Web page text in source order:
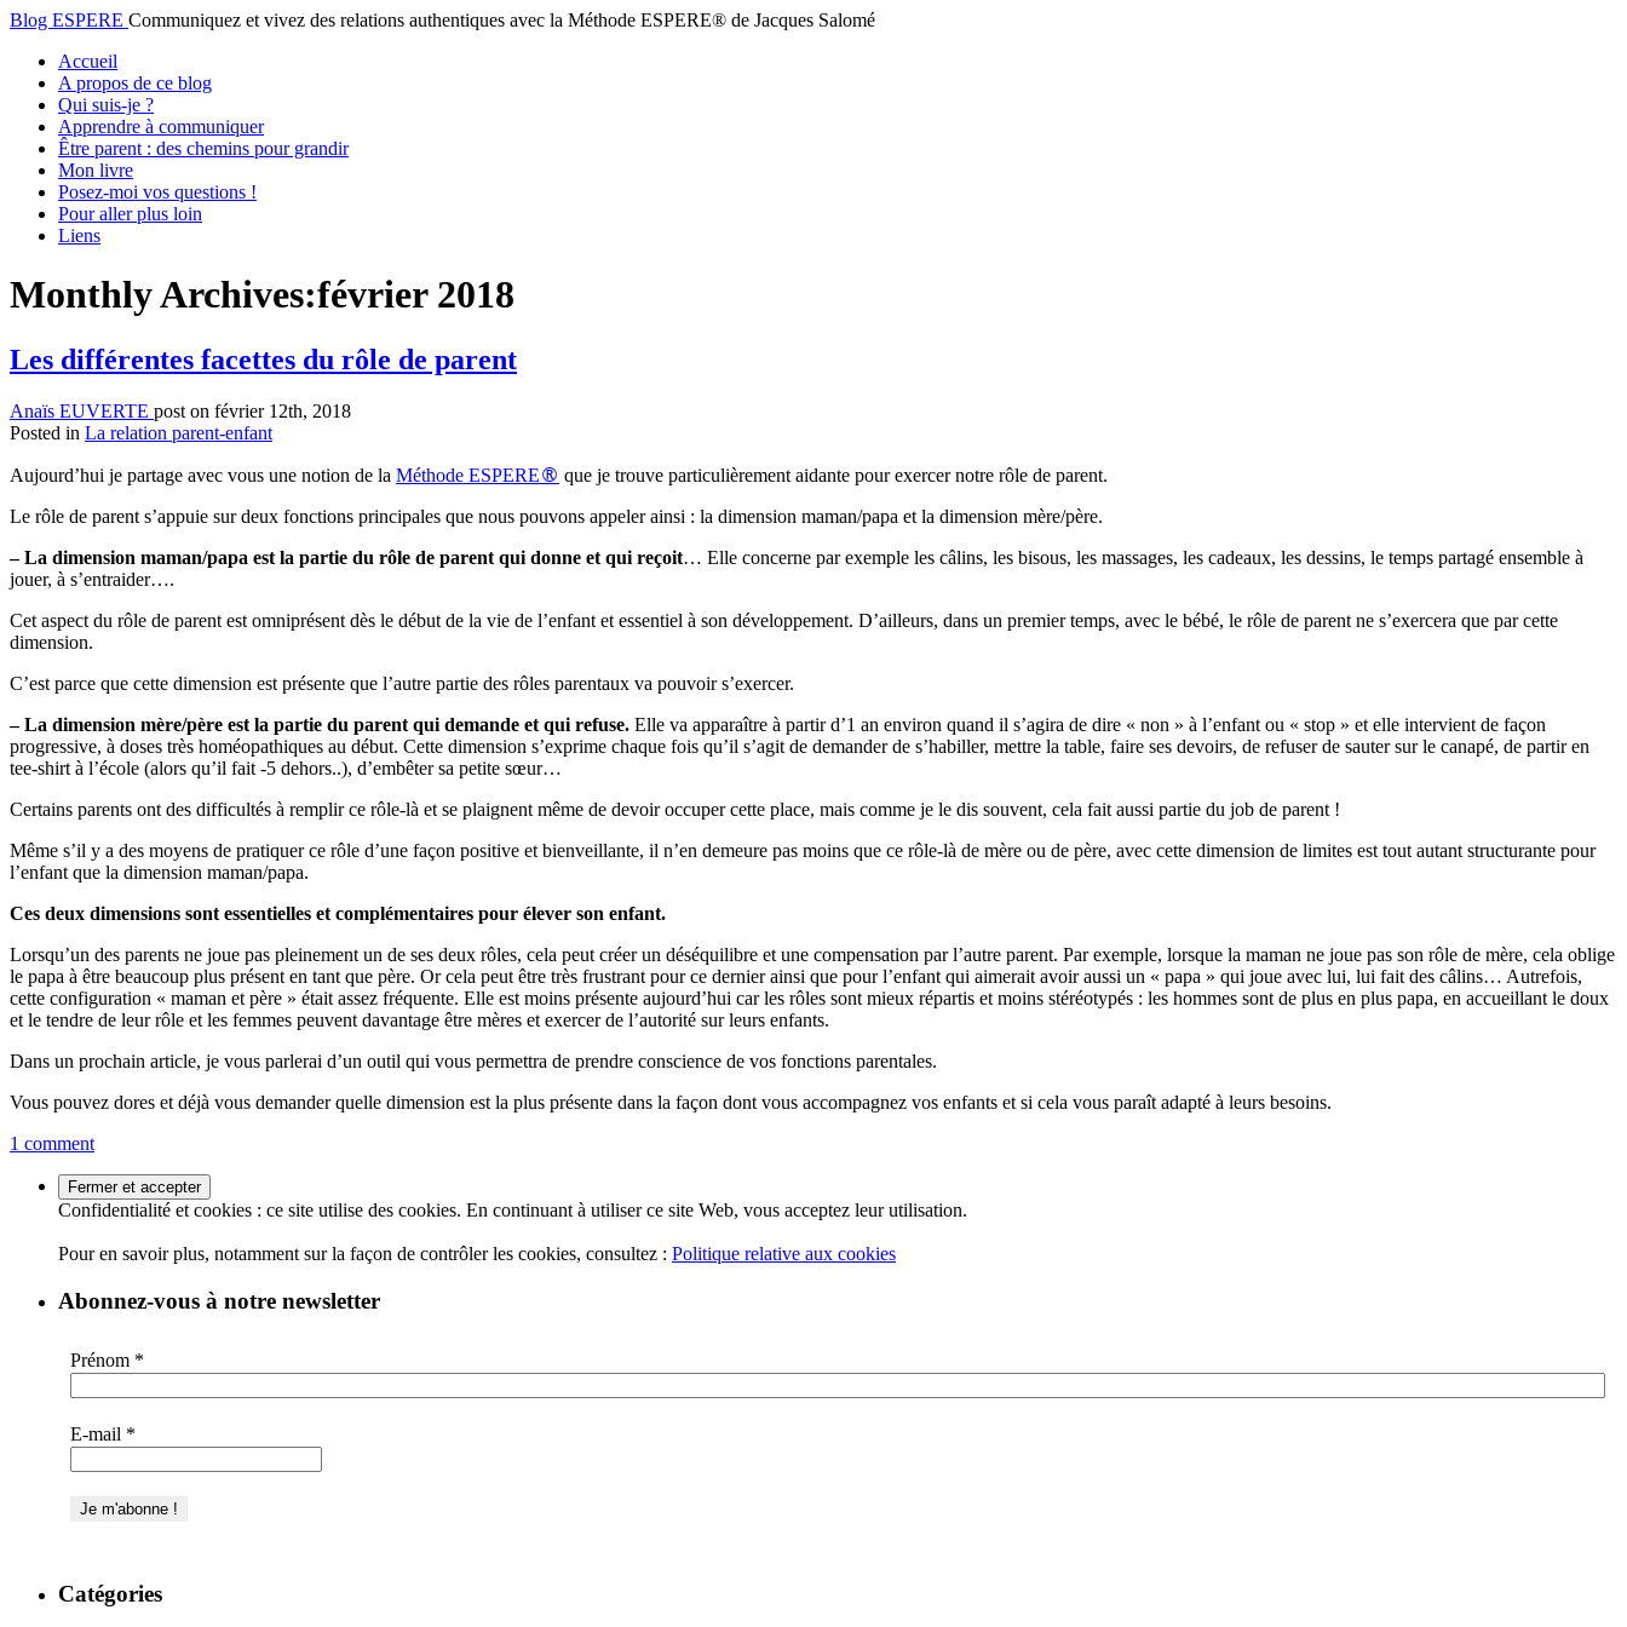
Blog ESPERE Communiquez et vivez des relations authentiques avec la Méthode ESPERE® de Jacques Salomé
Accueil
A propos de ce blog
Qui suis-je ?
Apprendre à communiquer
Être parent : des chemins pour grandir
Mon livre
Posez-moi vos questions !
Pour aller plus loin
Liens
Monthly Archives:février 2018
Les différentes facettes du rôle de parent
Anaïs EUVERTE post on février 12th, 2018
Posted in La relation parent-enfant
Aujourd’hui je partage avec vous une notion de la Méthode ESPERE® que je trouve particulièrement aidante pour exercer notre rôle de parent.
Le rôle de parent s’appuie sur deux fonctions principales que nous pouvons appeler ainsi : la dimension maman/papa et la dimension mère/père.
–La dimension maman/papa est la partie du rôle de parent qui donne et qui reçoit… Elle concerne par exemple les câlins, les bisous, les massages, les cadeaux, les dessins, le temps partagé ensemble à
jouer, à s’entraider….
Cet aspect du rôle de parent est omniprésent dès le début de la vie de l’enfant et essentiel à son développement. D’ailleurs, dans un premier temps, avec le bébé, le rôle de parent ne s’exercera que par cette
dimension.
C’est parce que cette dimension est présente que l’autre partie des rôles parentaux va pouvoir s’exercer.
–La dimension mère/père est la partie du parent qui demande et qui refuse. Elle va apparaître à partir d’1 an environ quand il s’agira de dire « non » à l’enfant ou « stop » et elle intervient de façon
progressive, à doses très homéopathiques au début. Cette dimension s’exprime chaque fois qu’il s’agit de demander de s’habiller, mettre la table, faire ses devoirs, de refuser de sauter sur le canapé, de partir en
tee-shirt à l’école (alors qu’il fait -5 dehors..), d’embêter sa petite sœur…
Certains parents ont des difficultés à remplir ce rôle-là et se plaignent même de devoir occuper cette place, mais comme je le dis souvent, cela fait aussi partie du job de parent !
Même s’il y a des moyens de pratiquer ce rôle d’une façon positive et bienveillante, il n’en demeure pas moins que ce rôle-là de mère ou de père, avec cette dimension de limites est tout autant structurante pour
l’enfant que la dimension maman/papa.
Ces deux dimensions sont essentielles et complémentaires pour élever son enfant.
Lorsqu’un des parents ne joue pas pleinement un de ses deux rôles, cela peut créer un déséquilibre et une compensation par l’autre parent. Par exemple, lorsque la maman ne joue pas son rôle de mère, cela oblige
le papa à être beaucoup plus présent en tant que père. Or cela peut être très frustrant pour ce dernier ainsi que pour l’enfant qui aimerait avoir aussi un « papa » qui joue avec lui, lui fait des câlins… Autrefois,
cette configuration « maman et père » était assez fréquente. Elle est moins présente aujourd’hui car les rôles sont mieux répartis et moins stéréotypés : les hommes sont de plus en plus papa, en accueillant le doux
et le tendre de leur rôle et les femmes peuvent davantage être mères et exercer de l’autorité sur leurs enfants.
Dans un prochain article, je vous parlerai d’un outil qui vous permettra de prendre conscience de vos fonctions parentales.
Vous pouvez dores et déjà vous demander quelle dimension est la plus présente dans la façon dont vous accompagnez vos enfants et si cela vous paraît adapté à leurs besoins.
1 comment
Confidentialité et cookies : ce site utilise des cookies. En continuant à utiliser ce site Web, vous acceptez leur utilisation.
Pour en savoir plus, notamment sur la façon de contrôler les cookies, consultez : Politique relative aux cookies
Abonnez-vous à notre newsletter
Prénom *
E-mail *
Catégories